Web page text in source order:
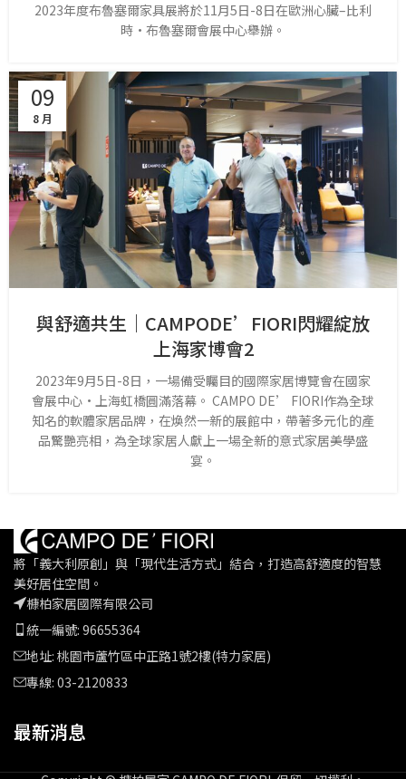
2023年度布魯塞爾家具展將於11月5日-8日在歐洲心臟–比利
時·布魯塞爾會展中心舉辦。
09
8 月
與舒適共生｜CAMPODE’FIORI閃耀綻放
上海家博會2
2023年9月5日-8日，一場備受矚目的國際家居博覽會在國家
會展中心·上海虹橋圓滿落幕。 CAMPO DE’ FIORI作為全球
知名的軟體家居品牌，在煥然一新的展館中，帶著多元化的產
品驚艷亮相，為全球家居人獻上一場全新的意式家居美學盛
宴。
將「義大利原創」與「現代生活方式」結合，打造高舒適度的智慧
美好居住空間。
槺柏家居國際有限公司
統一編號: 96655364
地址: 桃園市蘆竹區中正路1號2樓(特力家居)
專線: 03-2120833
最新消息